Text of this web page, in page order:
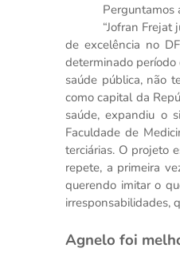
Perguntamos
“Jofran
de excelência no
determinado período
saúde pública, não
como capital da
saúde, expandiu o
Faculdade de
terciárias. O projeto
repete, a primeira
querendo imitar o
irresponsabilidades,
Agnelo foi